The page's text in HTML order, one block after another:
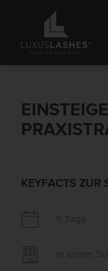
KEYFACTS ZUR
5 Tage
In einem